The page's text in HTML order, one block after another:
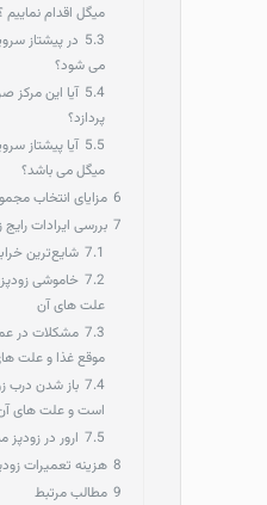
میگل اقدام نماییم
5.3 در پیشتاز
می شود؟
5.4 آیا این مرکز
پردازد؟
5.5 آیا پیشتاز
میگل می باشد؟
6 مزایای انتخاب
7 بررسی ایرادات
7.1 شایع‌ترین
7.2 خاموشی
علت های آن
7.3 مشکلات در
موقع غذا و علت
7.4 باز شدن درب
است و علت های
7.5 ارور در
8 هزینه تعمیرات
9 مطالب مرتبط